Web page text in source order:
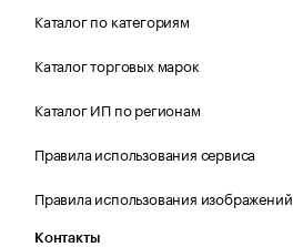
Каталог по категориям
Каталог торговых марок
Каталог ИП по регионам
Правила использования сервиса
Правила использования изображений
Контакты